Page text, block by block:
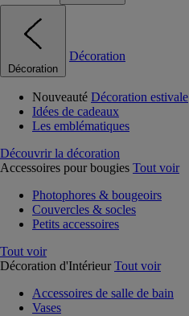
Décoration
Décoration
Nouveauté Décoration estivale
Idées de cadeaux
Les emblématiques
Découvrir la décoration
Accessoires pour bougies Tout voir
Photophores & bougeoirs
Couvercles & socles
Petits accessoires
Tout voir
Décoration d'Intérieur Tout voir
Accessoires de salle de bain
Vases